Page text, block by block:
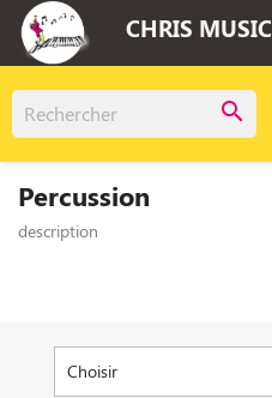
CHRIS MUSIC
search
Percussion
description
Choisir